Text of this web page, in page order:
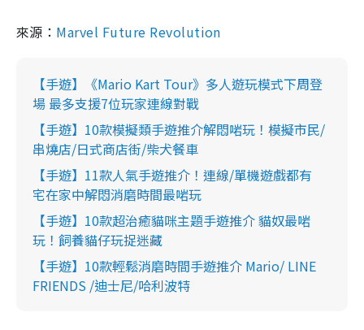
來源： Marvel Future Revolution
【手遊】《Mario Kart Tour》多人遊玩模式下周登
場 最多支援7位玩家連線對戰
【手遊】10款模擬類手遊推介解悶啱玩！模擬市民/
串燒店/日式商店街/柴犬餐車
【手遊】11款人氣手遊推介！連線/單機遊戲都有
宅在家中解悶消磨時間最啱玩
【手遊】10款超治癒貓咪主題手遊推介 貓奴最啱
玩！飼養貓仔玩捉迷藏
【手遊】10款輕鬆消磨時間手遊推介 Mario/ LINE
FRIENDS /迪士尼/哈利波特